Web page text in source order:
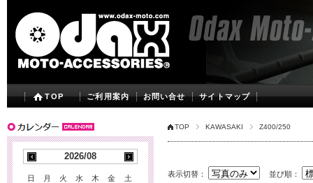
TOP ご利用案内 お問い合せ サイトマップ
TOP KAWASAKI Z400/250
表示切替： 並び順：
2026/08
日 月 火 水 木 金
土